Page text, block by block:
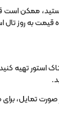
ممکن
قیمت به روز
استور
صورت تمایل،